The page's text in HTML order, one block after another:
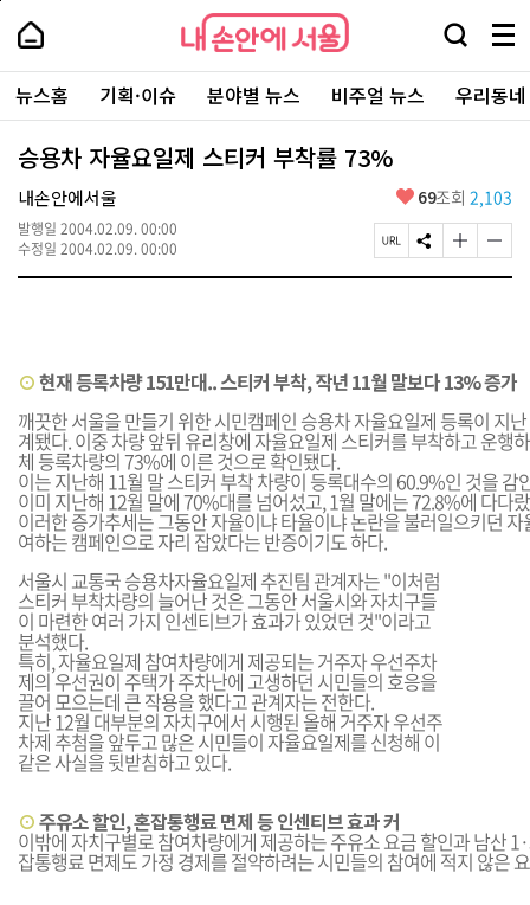
본
로
가
내
손
안
에
서
울
-
서
울
시
대
표
소
내
손
에
울
검
창
열
기
메
뉴
전
체
보
주
요
서
뉴스홈 기획·이슈 분야별 뉴스 비주얼 뉴스 우리동
승용차 자율요일제 스티커 부착률 73%
내손안에서울
발행일 2004.02.09. 00:00
수정일 2004.02.09. 00:00
좋
요
69조회 2,103
페
이
복
사
S
N
기
글
자
변
경
하
기
글
자
변
경
하
기
⊙현재 등록차량 151만대.. 스티커 부착, 작년 11월 말보다 13% 증가
깨끗한 서울을 만들기 위한 시민캠페인 승용차 자율요일제 등록이 지
계됐다. 이중 차량 앞뒤 유리창에 자율요일제 스티커를 부착하고 운행
체 등록차량의 73%에 이른 것으로 확인됐다.
이는 지난해 11월 말 스티커 부착 차량이 등록대수의 60.9%인 것을 감
이미 지난해 12월 말에 70%대를 넘어섰고, 1월 말에는 72.8%에 다다
이러한 증가추세는 그동안 자율이냐 타율이냐 논란을 불러일으키던
여하는 캠페인으로 자리 잡았다는 반증이기도 하다.
서울시 교통국 승용차자율요일제 추진팀 관계자는 "이처럼
스티커 부착차량의 늘어난 것은 그동안 서울시와 자치구들
이 마련한 여러 가지 인센티브가 효과가 있었던 것"이라고
분석했다.
특히, 자율요일제 참여차량에게 제공되는 거주자 우선주차
제의 우선권이 주택가 주차난에 고생하던 시민들의 호응을
끌어 모으는데 큰 작용을 했다고 관계자는 전한다.
지난 12월 대부분의 자치구에서 시행된 올해 거주자 우선주
차제 추첨을 앞두고 많은 시민들이 자율요일제를 신청해 이
같은 사실을 뒷받침하고 있다.
⊙주유소 할인, 혼잡통행료 면제 등 인센티브 효과 커
이밖에 자치구별로 참여차량에게 제공하는 주유소 요금 할인과 남산
잡통행료 면제도 가정 경제를 절약하려는 시민들의 참여에 적지 않은
페
상
단
로